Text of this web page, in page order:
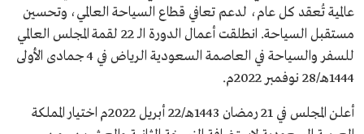
عالمية تُعقد كل عام، لدعم تعافي قطاع السياحة العالمي، وتحسين
مستقبل السياحة. انطلقت أعمال الدورة الـ 22 لقمة المجلس العالمي
للسفر والسياحة في العاصمة السعودية الرياض في 4 جمادى الأولى
1444هـ/28 نوفمبر 2022م.
أعلن المجلس في 21 رمضان 1443هـ/22 أبريل 2022م اختيار المملكة